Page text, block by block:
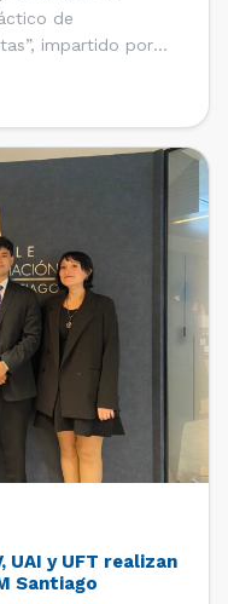
de
impartido por
en Economía
Luisa Petitpas
UAI y UFT realizan
Santiago